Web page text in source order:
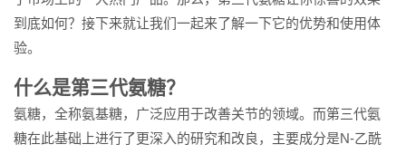
到底如何？接下来就让我们一起来了解一下它的优势和使用体
验。
什么是第三代氨糖？
氨糖，全称氨基糖，广泛应用于改善关节的领域。而第三代氨
糖在此基础上进行了更深入的研究和改良，主要成分是N-乙酰